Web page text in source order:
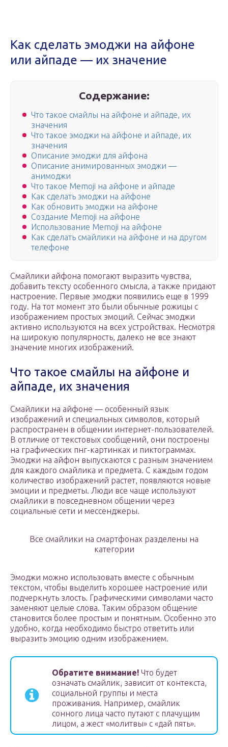
Как сделать эмоджи на айфоне
или айпаде — их значение
Содержание:
Что такое смайлы на айфоне и айпаде, их
значения
Что такое эмоджи на айфоне и айпаде, их
значения
Описание эмоджи для айфона
Описание анимированных эмоджи —
анимоджи
Что такое Memoji на айфоне и айпаде
Как сделать эмоджи на айфоне
Как обновить эмоджи на айфоне
Создание Memoji на айфоне
Использование Memoji на айфоне
Как сделать смайлики на айфоне и на другом
телефоне
Смайлики айфона помогают выразить чувства,
добавить тексту особенного смысла, а также придают
настроение. Первые эмоджи появились еще в 1999
году. На тот момент это были обычные рожицы с
изображением простых эмоций. Сейчас эмоджи
активно используются на всех устройствах. Несмотря
на широкую популярность, далеко не все знают
значение многих изображений.
Что такое смайлы на айфоне и
айпаде, их значения
Смайлики на айфоне — особенный язык
изображений и специальных символов, который
распространен в общении интернет-пользователей.
В отличие от текстовых сообщений, они построены
на графических пнг-картинках и пиктограммах.
Эмоджи на айфон выпускаются с разным значением
для каждого смайлика и предмета. С каждым годом
количество изображений растет, появляются новые
эмоции и предметы. Люди все чаще используют
смайлики в повседневном общении через
социальные сети и мессенджеры.
Все смайлики на смартфонах разделены на
категории
Эмоджи можно использовать вместе с обычным
текстом, чтобы выделить хорошее настроение или
подчеркнуть злость. Графическими символами часто
заменяют целые слова. Таким образом общение
становится более простым и понятным. Особенно это
удобно, когда необходимо быстро ответить или
выразить эмоцию одним изображением.
Обратите внимание! Что будет
означать смайлик, зависит от контекста,
социальной группы и места
проживания. Например, смайлик
сонного лица часто путают с плачущим
лицом, а жест «молитвы» с «дай пять».